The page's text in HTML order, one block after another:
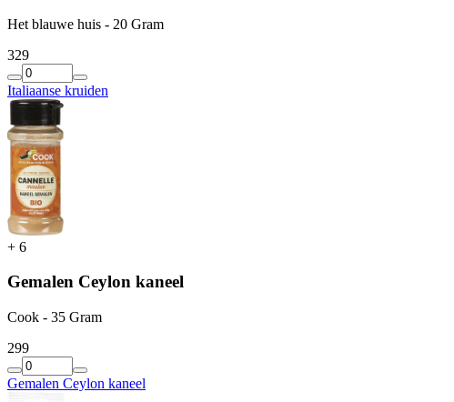
Het blauwe huis - 20 Gram
329
Italiaanse kruiden
+ 6
Gemalen Ceylon kaneel
Cook - 35 Gram
299
Gemalen Ceylon kaneel